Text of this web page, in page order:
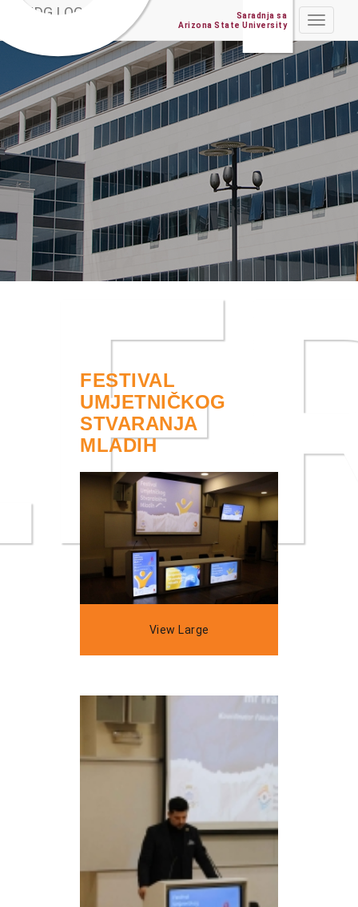
Saradnja sa
Arizona State University
Toggle
FESTIVAL
UMJETNIČKOG
STVARANJA
MLADIH
View Large